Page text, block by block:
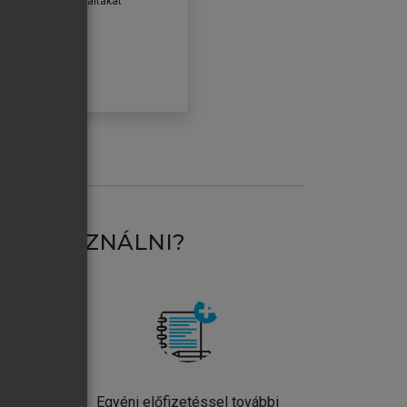
HASZNÁLNI?
Egyéni előfizetéssel további